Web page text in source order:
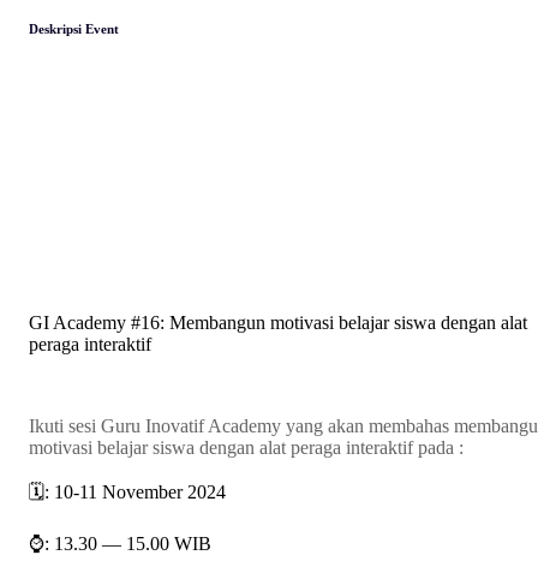
Deskripsi Event
GI Academy #16: Membangun motivasi belajar siswa dengan alat
peraga interaktif
Ikuti sesi Guru Inovatif Academy yang akan membahas
motivasi belajar siswa dengan alat peraga interaktif pada :
🗓️: 10-11 November 2024
⌚: 13.30 — 15.00 WIB